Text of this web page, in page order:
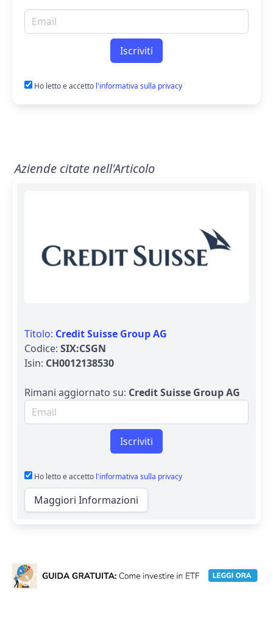
Email per newsletter
Iscriviti
Ho letto e accetto l'informativa sulla privacy
Aziende citate nell'Articolo
Titolo: Credit Suisse Group AG
Codice: SIX:CSGN
Isin: CH0012138530
Rimani aggiornato su: Credit Suisse Group AG
Email per newsletter
Iscriviti
Ho letto e accetto l'informativa sulla privacy
Maggiori Informazioni